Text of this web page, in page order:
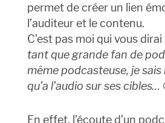
permet de créer un lien
l’auditeur et le contenu.
C’est pas moi qui vous
tant que grande fan de
même podcasteuse, je sais
qu’a l’audio sur ses cibles…
En effet, l’écoute d’un